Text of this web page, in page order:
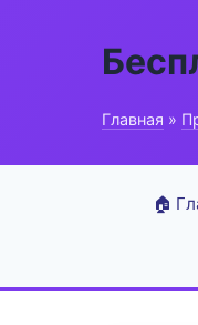
Главная »
🏠